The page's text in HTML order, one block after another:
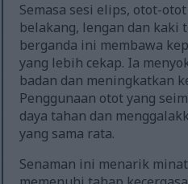
Semasa sesi elips, otot-
belakang, lengan dan kaki
berganda ini membawa
yang lebih cekap. Ia
badan dan meningkatkan
Penggunaan otot yang
daya tahan dan
yang sama rata.
Senaman ini menarik